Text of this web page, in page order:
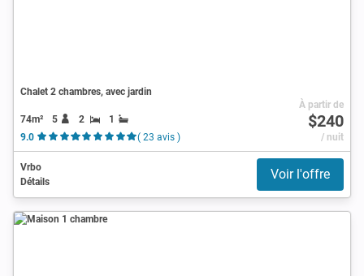
Chalet 2 chambres, avec jardin
74m² 5 2
1
9.0
( 23 avis )
À partir de
$240
/ nuit
Vrbo
Détails
Voir l'offre